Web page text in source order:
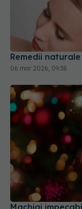
Remedii
06 mar 2026, 09:38
Machiaj
te va face să
31 dec 2025, 18:13